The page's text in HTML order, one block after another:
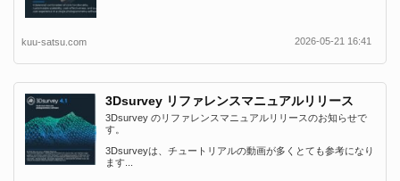
kuu-satsu.com 2026-05-21 16:41
3Dsurvey リファレンスマニュアルリリース
3Dsurvey のリファレンスマニュアルリリースのお知らせで
す。
3Dsurveyは、チュートリアルの動画が多くとても参考になり
ます...